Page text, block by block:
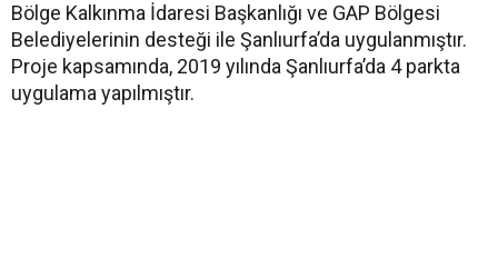
Bölge Kalkınma İdaresi Başkanlığı ve GAP Bölgesi
Belediyelerinin desteği ile Şanlıurfa’da uygulanmıştır.
Proje kapsamında, 2019 yılında Şanlıurfa’da 4 parkta
uygulama yapılmıştır.